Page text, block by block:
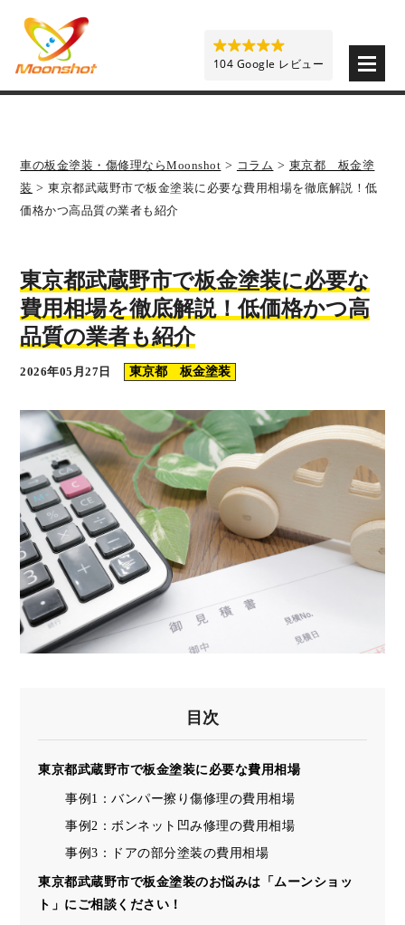
車の板金塗装・傷修理ならMoonshot > コラム > 東京都 板金塗
装 >東京都武蔵野市で板金塗装に必要な費用相場を徹底解説！低
価格かつ高品質の業者も紹介
東京都武蔵野市で板金塗装に必要な
費用相場を徹底解説！低価格かつ高
品質の業者も紹介
2026年05月27日 東京都 板金塗装
目次
東京都武蔵野市で板金塗装に必要な費用相場
事例1：バンパー擦り傷修理の費用相場
事例2：ボンネット凹み修理の費用相場
事例3：ドアの部分塗装の費用相場
東京都武蔵野市で板金塗装のお悩みは「ムーンショッ
ト」にご相談ください！
104 Google レビュー